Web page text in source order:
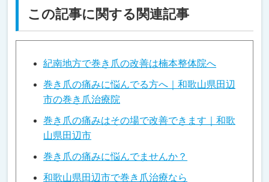
この記事に関する関連記事
紀南地方で巻き爪の改善は楠本整体院へ
巻き爪の痛みに悩んでる方へ｜和歌山県田辺
市の巻き爪治療院
巻き爪の痛みはその場で改善できます｜和歌
山県田辺市
巻き爪の痛みに悩んでませんか？
和歌山県田辺市で巻き爪治療なら